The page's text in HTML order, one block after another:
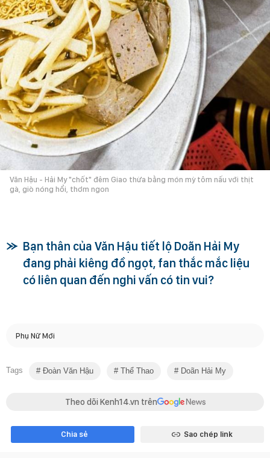
Văn Hậu - Hải My "chốt" đêm Giao thừa bằng món mỳ tôm nấu với thịt
gà, giò nóng hổi, thơm ngon
Bạn thân của Văn Hậu tiết lộ Doãn Hải My
đang phải kiêng đồ ngọt, fan thắc mắc liệu
có liên quan đến nghi vấn có tin vui?
Phụ Nữ Mới
Tags Đoàn Văn Hậu Thể Thao Doãn Hải My
Theo dõi Kenh14.vn trên
Chia sẻ Sao chép link